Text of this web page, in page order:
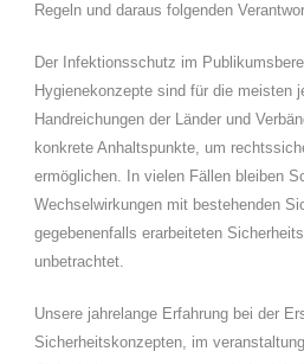
Regeln und daraus folgenden
Der Infektionsschutz im
Hygienekonzepte sind für die meisten
Handreichungen der Länder und
konkrete Anhaltspunkte, um
ermöglichen. In vielen Fällen bleiben
Wechselwirkungen mit bestehenden
gegebenenfalls erarbeiteten
unbetrachtet.
Unsere jahrelange Erfahrung bei der
Sicherheitskonzepten, im